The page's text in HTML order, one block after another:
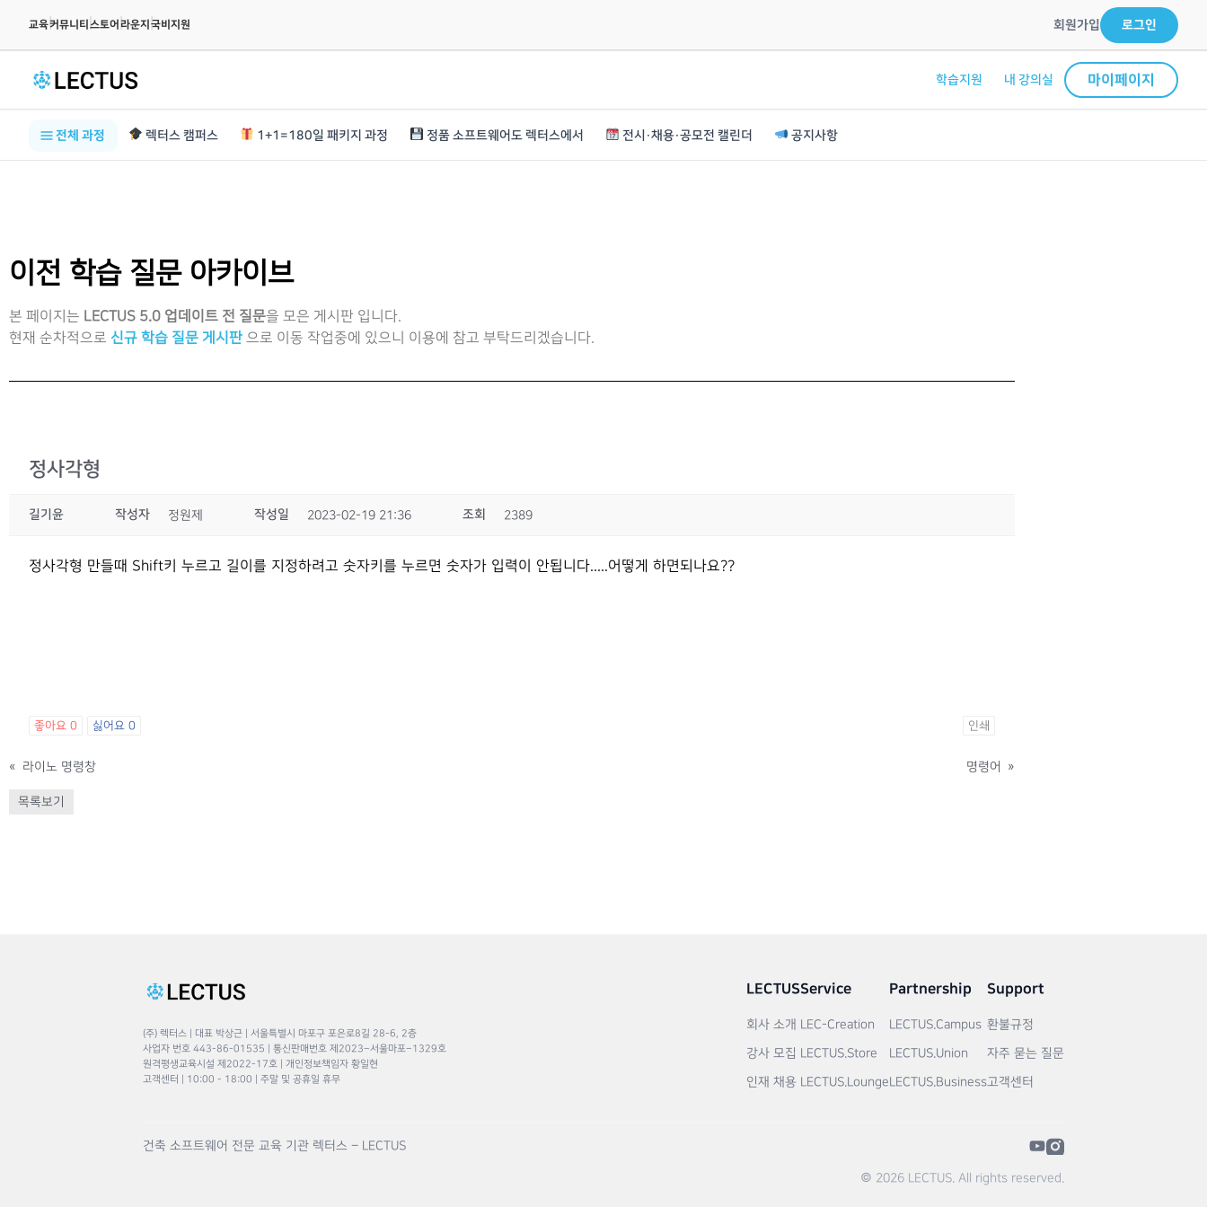
교육|커뮤니티 |스토어 |라운지 |국비지원 회원가입 로그인
학습지원 내 강의실 마이페이지
전체 과정 렉터스 캠퍼스 1+1=180일 패키지 과정 정품 소프트웨어도 렉터스에서 전시·채용·공모전 캘린더 공지사항
이전 학습 질문 아카이브
본 페이지는 LECTUS 5.0 업데이트 전 질문을 모은 게시판 입니다.
현재 순차적으로 신규 학습 질문 게시판 으로 이동 작업중에 있으니 이용에 참고 부탁드리겠습니다.
정사각형
길기윤 작성자 정원제 작성일 2023-02-19 21:36 조회 2389
정사각형 만들때 Shift키 누르고 길이를 지정하려고 숫자키를 누르면 숫자가 입력이 안됩니다.....어떻게 하면되나요??
좋아요 0 싫어요 0 인쇄
« 라이노 명령창 명령어 »
목록보기
(주) 렉터스 | 대표 박상근 | 서울특별시 마포구 포은로8길 28-6, 2층
사업자 번호 443-86-01535 | 통신판매번호 제2023–서울마포–1329호
원격평생교육시설 제2022-17호 | 개인정보책임자 황일현
고객센터 | 10:00 - 18:00 | 주말 및 공휴일 휴무
LECTUS
회사 소개
강사 모집
인재 채용
Service
LEC-Creation
LECTUS.Store
LECTUS.Lounge
Partnership
LECTUS.Campus
LECTUS.Union
LECTUS.Business
Support
환불규정
자주 묻는 질문
고객센터
건축 소프트웨어 전문 교육 기관 렉터스 – LECTUS
© 2026 LECTUS. All rights reserved.